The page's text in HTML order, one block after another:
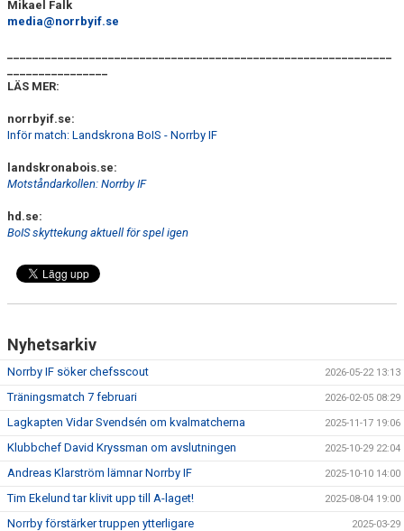
Mikael Falk
media@norrbyif.se
LÄS MER:
norrbyif.se:
Inför match: Landskrona BoIS - Norrby IF
landskronabois.se:
Motståndarkollen: Norrby IF
hd.se:
BoIS skyttekung aktuell för spel igen
Nyhetsarkiv
Norrby IF söker chefsscout 2026-05-22 13:13
Träningsmatch 7 februari 2026-02-05 08:29
Lagkapten Vidar Svendsén om kvalmatcherna 2025-11-17 19:06
Klubbchef David Kryssman om avslutningen 2025-10-29 22:04
Andreas Klarström lämnar Norrby IF 2025-10-10 14:00
Tim Ekelund tar klivit upp till A-laget! 2025-08-04 19:00
Norrby förstärker truppen ytterligare 2025-03-29